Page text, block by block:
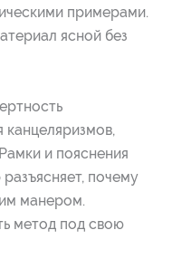
примерами.
ясной без
канцеляризмов,
и пояснения
почему
манером.
метод под свою